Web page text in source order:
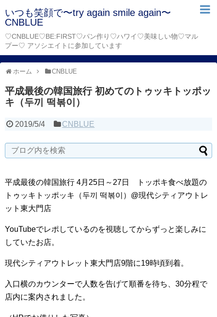
いつも笑顔で〜try again smile again〜
CNBLUE
♡CNBLUE♡BE:FIRST♡パン作り♡ハワイ♡美味しい物♡マル
プー♡ アソシエイトに参加しています
ホーム CNBLUE
平成最後の韓国旅行 初めてのトゥッキトッポッ
キ（두끼 떡볶이）
2019/5/4 CNBLUE
平成最後の韓国旅行 4月25日～27日 トッポキ食べ放題の
トゥッキトッポッキ（두끼 떡볶이）@現代シティアウトレ
ット東大門店
YouTubeでレポしているのを視聴してからずっと楽しみに
していたお店。
現代シティアウトレット東大門店9階に19時頃到着。
入口横のカウンターで人数を告げて順番を待ち、30分程で
店内に案内されました。